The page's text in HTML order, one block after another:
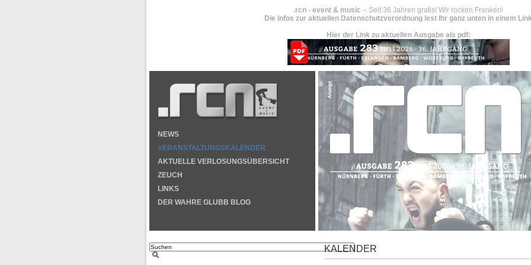
.rcn - event & music – Seit 36 Jahren gratis! Wir rocken Franken!
Die Infos zur aktuellen Datenschutzverordnung lest Ihr ganz unten in einem
Hier der Link zu aktuellen Ausgabe als pdf:
NEWS
VERANSTALTUNGSKALENDER
AKTUELLE VERLOSUNGSÜBERSICHT
ZEUCH
LINKS
DER WAHRE GLUBB BLOG
KALENDER